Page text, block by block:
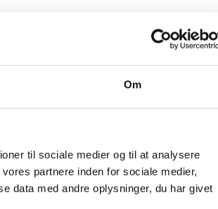
Om
til sociale medier og til at analysere
partnere inden for sociale medier,
data med andre oplysninger, du har givet
problemet. Prøv venligst